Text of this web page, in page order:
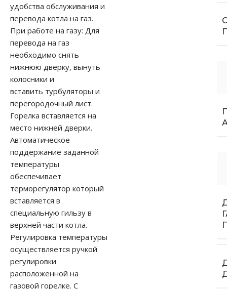
удобства обслуживания и
перевода котла на газ.
При работе на газу: Для
перевода на газ
необходимо снять
нижнюю дверку, вынуть
колосники и
вставить турбуляторы и
перегородочный лист.
Горелка вставляется на
место нижней дверки.
Автоматическое
поддержание заданной
температуры
обеспечивает
терморегулятор который
вставляется в
специальную гильзу в
верхней части котла.
Регулировка температуры
осуществляется ручкой
регулировки
расположенной на
газовой горелке. С